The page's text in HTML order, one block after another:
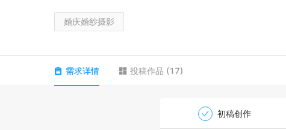
婚庆婚纱摄影
需求详情 投稿作品 (17)
初稿创作